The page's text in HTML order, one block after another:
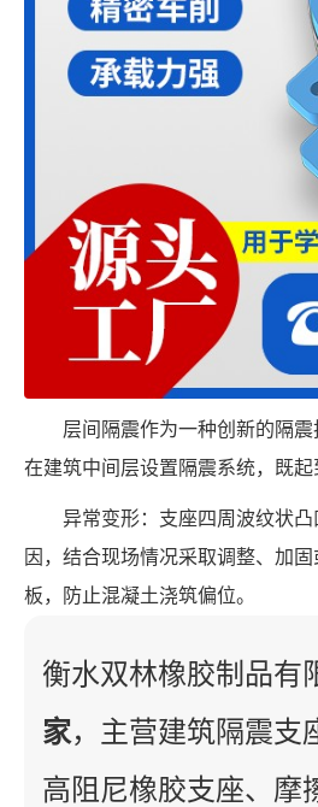
层间隔震作为一种创新的隔
在建筑中间层设置隔震系统，既
异常变形：支座四周波纹状
因，结合现场情况采取调整、加
板，防止混凝土浇筑偏位。
衡水双林橡胶制品有
家，主营建筑隔震支
高阻尼橡胶支座、摩